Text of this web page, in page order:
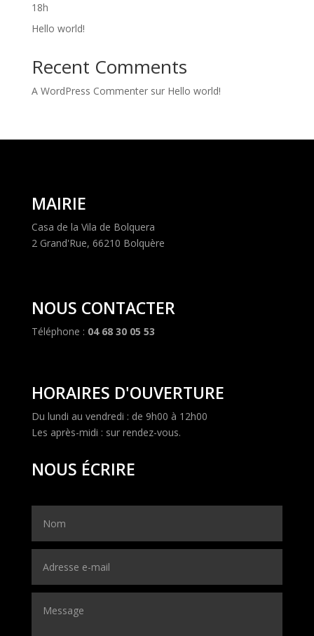
18h
Hello world!
Recent Comments
A WordPress Commentersur Hello world!
MAIRIE
Casa de la Vila de Bolquera
2 Grand'Rue, 66210 Bolquère
NOUS CONTACTER
Téléphone : 04 68 30 05 53
HORAIRES D'OUVERTURE
Du lundi au vendredi : de 9h00 à 12h00
Les après-midi : sur rendez-vous.
NOUS ÉCRIRE